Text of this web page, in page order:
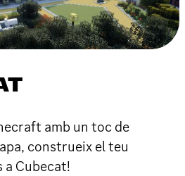
amb un toc de
construeix el teu
a Cubecat!